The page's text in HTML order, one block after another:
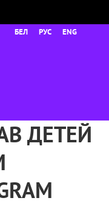
БЕЛ РУС ENG
ДЕТЕЙ